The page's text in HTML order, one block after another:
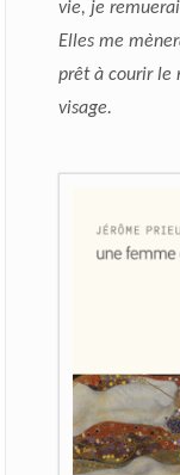
vie, je
Elles me
prêt à courir le
visage.